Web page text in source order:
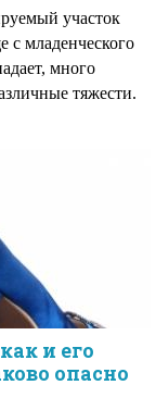
участок
с младенческого
много
тяжести.
и его
опасно